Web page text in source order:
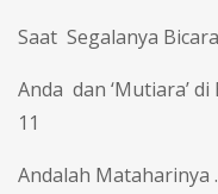
Saat Segalanya
Anda dan ‘Mutiara’
11
Andalah